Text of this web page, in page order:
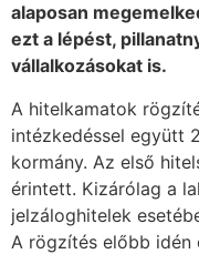
alaposan
ezt a lépést,
vállalkozásokat is.
A hitelkamatok
intézkedéssel együtt
kormány. Az első
érintett. Kizárólag a
jelzáloghitelek
A rögzítés előbb idén